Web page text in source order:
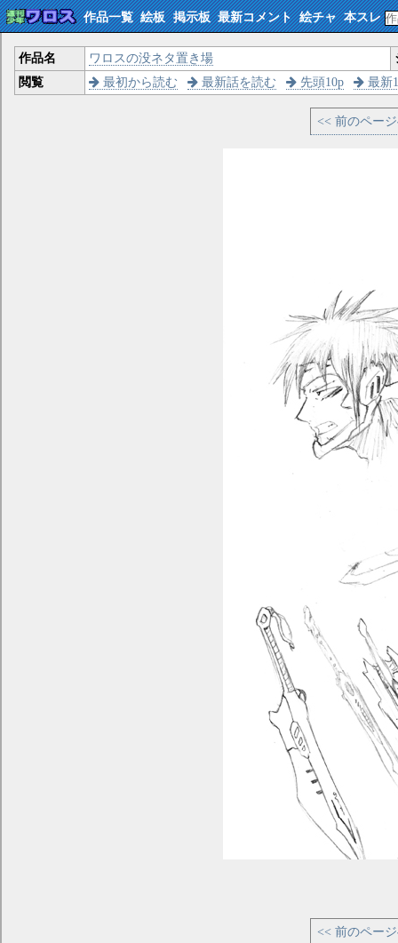
作品一覧 絵板 掲示板 最新コメント 絵チャ 本スレ
作品名 ワロスの没ネタ置き場
閲覧
最初から読む 最新話を読む 先頭10p 最新
<< 前のペー
<< 前のペー